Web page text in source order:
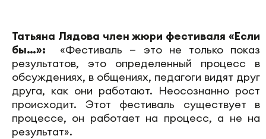
Татьяна Лядова член жюри фестиваля «Если
бы…»: «Фестиваль — это не только показ
результатов, это определенный процесс в
обсуждениях, в общениях, педагоги видят друг
друга, как они работают. Неосознанно рост
происходит. Этот фестиваль существует в
процессе, он работает на процесс, а не на
результат».